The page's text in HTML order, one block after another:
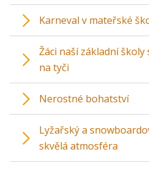
Karneval v mateřské
Žáci naší základní
na tyči
Nerostné bohatství
Lyžařský a
skvělá atmosféra